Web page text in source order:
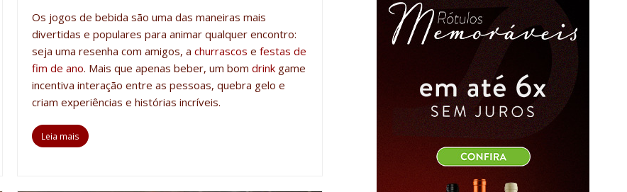
Os jogos de bebida são uma das maneiras mais
divertidas e populares para animar qualquer encontro:
seja uma resenha com amigos, achurrascos efestas de
fim de ano. Mais que apenas beber, um bomdrink game
incentiva interação entre as pessoas, quebra geloe
criam experiências e histórias incríveis.
Leia mais